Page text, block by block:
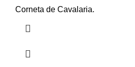
Corneta de Cavalaria.